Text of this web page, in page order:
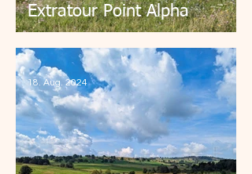
Extratour Point Alpha
18. Aug. 2024